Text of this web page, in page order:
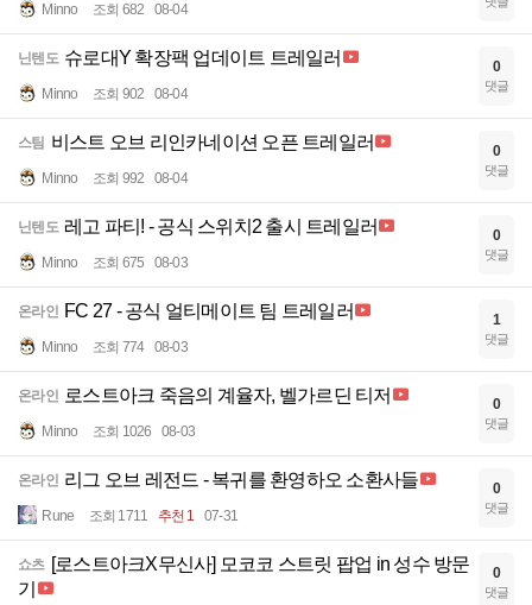
Minno 조회 682 08-04
닌텐도 슈로대Y 확장팩 업데이트 트레일러
Minno 조회 902 08-04
0
댓글
스팀 비스트 오브 리인카네이션 오픈 트레일러
Minno 조회 992 08-04
0
댓글
닌텐도 레고 파티! - 공식 스위치2 출시 트레일러
Minno 조회 675 08-03
0
댓글
온라인 FC 27 - 공식 얼티메이트 팀 트레일러
Minno 조회 774 08-03
1
댓글
온라인 로스트아크 죽음의 계율자, 벨가르딘 티저
Minno 조회 1026 08-03
0
댓글
온라인 리그 오브 레전드 - 복귀를 환영하오 소환사들
Rune 조회 1711 추천 1 07-31
0
댓글
쇼츠 [로스트아크X무신사] 모코코 스트릿 팝업 in 성수 방문
기
0
댓글